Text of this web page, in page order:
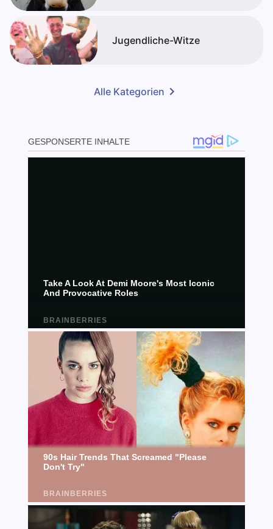
Jugendliche-Witze
Alle Kategorien